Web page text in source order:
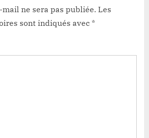
mail ne sera pas publiée. Les
sont indiqués avec *